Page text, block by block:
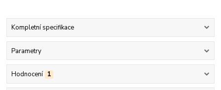
Kompletní specifikace
Parametry
Hodnocení 1